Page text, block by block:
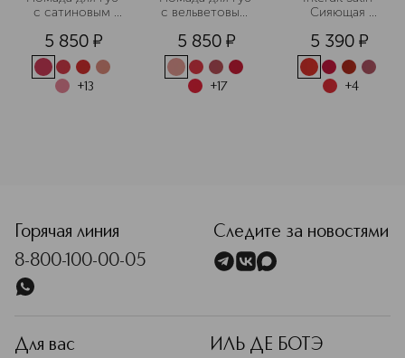
с сатиновым
5 850 ¤
+13
с вельветовым
5 850 ¤
+17
Сияющая
5 390 ¤
+4
Горячая линия
8-800-100-00-05
Следите за новостями
Для вас ИЛЬ ДЕ БОТЭ